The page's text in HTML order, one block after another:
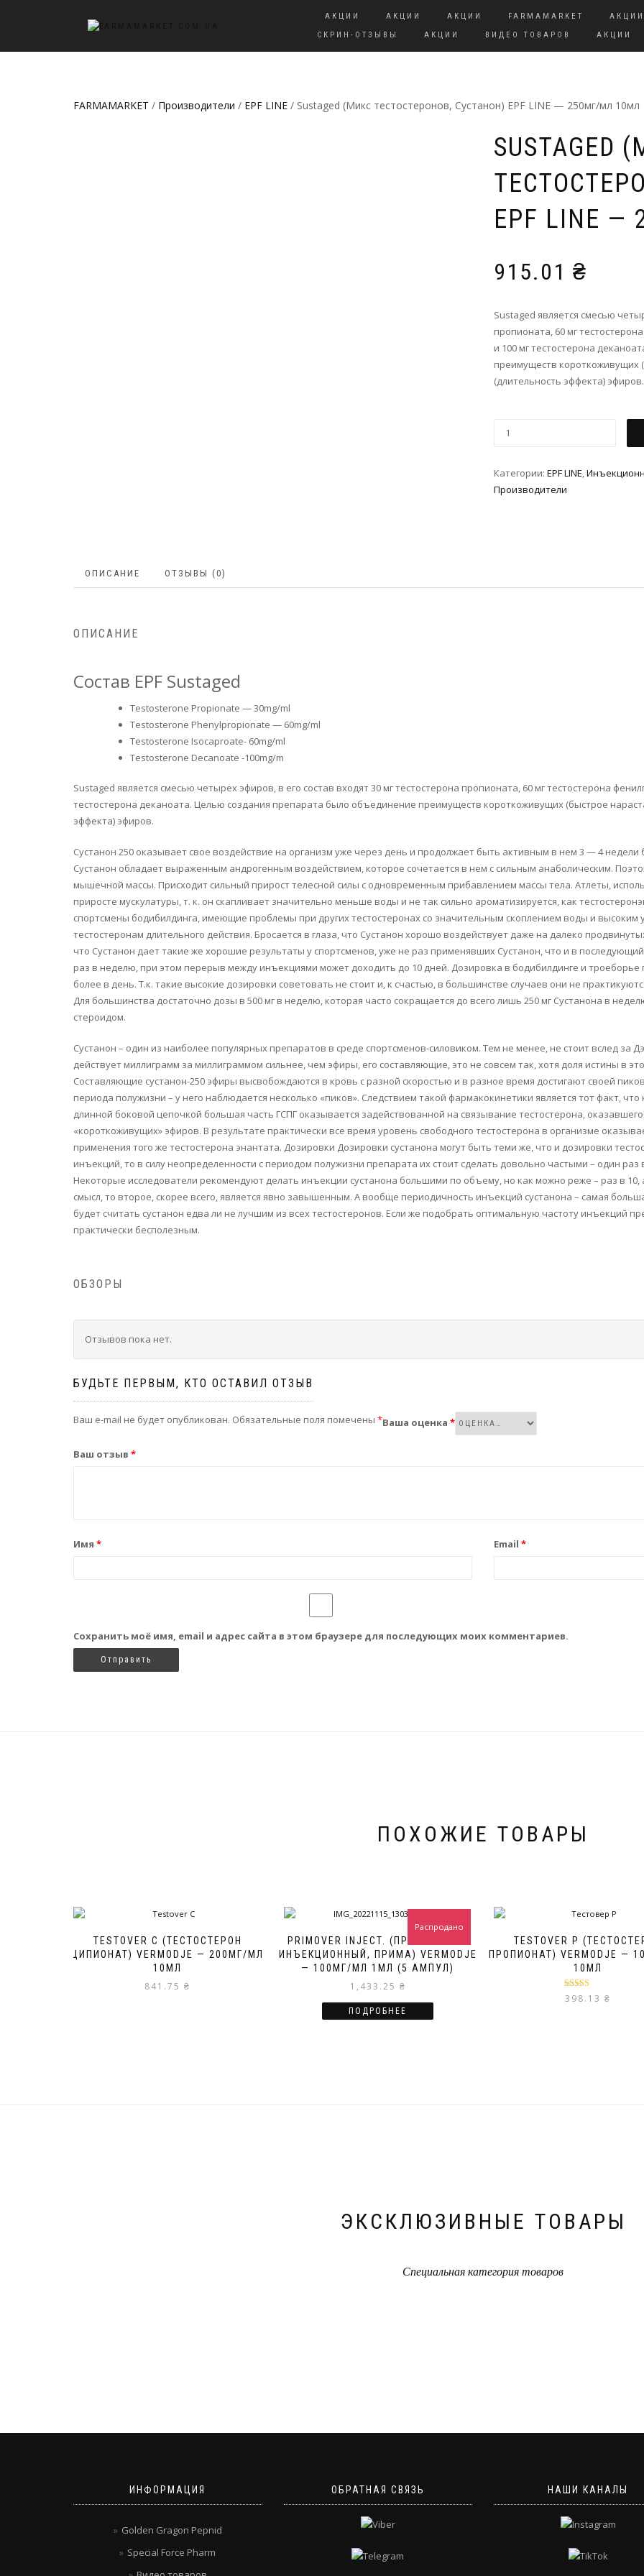
АКЦИИ АКЦИИ АКЦИИ FARMAMARKET АКЦИИ
СКРИН-ОТЗЫВЫ
АКЦИИ ВИДЕО ТОВАРОВ АКЦИИ
FARMAMARKET / Производители / EPF LINE / Sustaged (Микс тестостеронов, Сустанон) EPF LINE — 250мг/мл 10мл
SUSTAGED
EPF LINE
915.01 ₴
Sustaged является смесью
пропионата, 60 мг
и 100 мг тестостерона
преимуществ короткоживущих
(длительность эффекта) эфиров.
Категории: EPF LINE,
Производители
ОПИСАНИЕ ОТЗЫВЫ (0)
ОПИСАНИЕ
Состав EPF Sustaged
Testosterone Propionate — 30mg/ml
Testosterone Phenylpropionate — 60mg/ml
Testosterone Isocaproate- 60mg/ml
Testosterone Decanoate -100mg/m
Sustaged является смесью четырех эфиров, в его состав входят 30 мг тестостерона пропионата, 60 мг тестостерона
тестостерона деканоата. Целью создания препарата было объединение преимуществ короткоживущих (быстрое
эффекта) эфиров.
Сустанон 250 оказывает свое воздействие на организм уже через день и продолжает быть активным в нем 3 — 4 недели
Сустанон обладает выраженным андрогенным воздействием, которое сочетается в нем с сильным анаболическим.
мышечной массы. Присходит сильный прирост телесной силы с одновременным прибавлением массы тела. Атлеты,
приросте мускулатуры, т. к. он скапливает значительно меньше воды и не так сильно ароматизируется, как
спортсмены бодибилдинга, имеющие проблемы при других тестостеронах со значительным скоплением воды и высоким
тестостеронам длительного действия. Бросается в глаза, что Сустанон хорошо воздействует даже на далеко
что Сустанон дает такие же хорошие результаты у спортсменов, уже не раз применявших Сустанон, что и в
раз в неделю, при этом перерыв между инъекциями может доходить до 10 дней. Дозировка в бодибилдинге и троеборье
более в день. Т.к. такие высокие дозировки советовать не стоит и, к счастью, в большинстве случаев они не
Для большинства достаточно дозы в 500 мг в неделю, которая часто сокращается до всего лишь 250 мг Сустанона в
стероидом.
Сустанон – один из наиболее популярных препаратов в среде спортсменов-силовиком. Тем не менее, не стоит вслед за
действует миллиграмм за миллиграммом сильнее, чем эфиры, его составляющие, это не совсем так, хотя доля истины в
Составляющие сустанон-250 эфиры высвобождаются в кровь с разной скоростью и в разное время достигают своей
периода полужизни – у него наблюдается несколько «пиков». Следствием такой фармакокинетики является тот факт,
длинной боковой цепочкой большая часть ГСПГ оказывается задействованной на связывание тестостерона,
«короткоживущих» эфиров. В результате практически все время уровень свободного тестостерона в организме
применения того же тестостерона энантата. Дозировки Дозировки сустанона могут быть теми же, что и дозировки
инъекций, то в силу неопределенности с периодом полужизни препарата их стоит сделать довольно частыми – один раз
Некоторые исследователи рекомендуют делать инъекции сустанона большими по объему, но как можно реже – раз в 10,
смысл, то второе, скорее всего, является явно завышенным. А вообще периодичность инъекций сустанона – самая
будет считать сустанон едва ли не лучшим из всех тестостеронов. Если же подобрать оптимальную частоту инъекций
практически бесполезным.
ОБЗОРЫ
Отзывов пока нет.
БУДЬТЕ ПЕРВЫМ, КТО ОСТАВИЛ ОТЗЫВ
Ваш e-mail не будет опубликован. Обязательные поля помечены *Ваша оценка *
Ваш отзыв *
Имя * Email *
Сохранить моё имя, email и адрес сайта в этом браузере для последующих моих комментариев.
ПОХОЖИЕ ТОВАРЫ
TESTOVER C (ТЕСТОСТЕРОН
ЦИПИОНАТ) VERMODJE — 200МГ/МЛ
10МЛ
841.75₴
PRIMOVER INJECT. (ПРИМОБОЛАН
ИНЪЕКЦИОННЫЙ, ПРИМА) VERMODJE
— 100МГ/МЛ 1МЛ (5 АМПУЛ)
1,433.25 ₴
Распродано
ПОДРОБНЕЕ
TESTOVER P
ПРОПИОНАТ) VERMODJE —
10МЛ
Оценка 5.00
из 5
398.13₴
ЭКСКЛЮЗИВНЫЕ ТОВАРЫ
Специальная категория товаров
ИНФОРМАЦИЯ
Golden Gragon Pepnid
Special Force Pharm
ОБРАТНАЯ СВЯЗЬ НАШИ КАНАЛЫ